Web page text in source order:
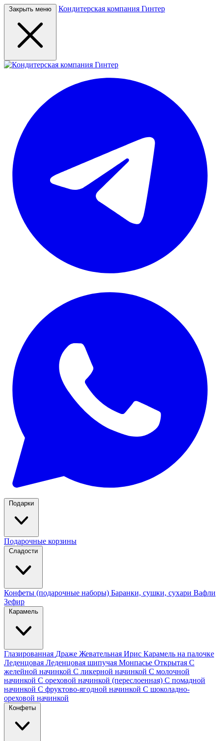
Закрыть меню Кондитерская компания Гинтер
Подарки
Подарочные корзины
Сладости
Конфеты (подарочные наборы) Баранки, сушки, сухари Вафли
Зефир
Карамель
Глазированная Драже Жевательная Ирис Карамель на палочке
Леденцовая Леденцовая шипучая Монпасье Открытая С
желейной начинкой С ликерной начинкой С молочной
начинкой С ореховой начинкой (переслоенная) С помадной
начинкой С фруктово-ягодной начинкой С шоколадно-
ореховой начинкой
Конфеты